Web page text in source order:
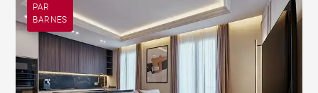
PAR
BARNES